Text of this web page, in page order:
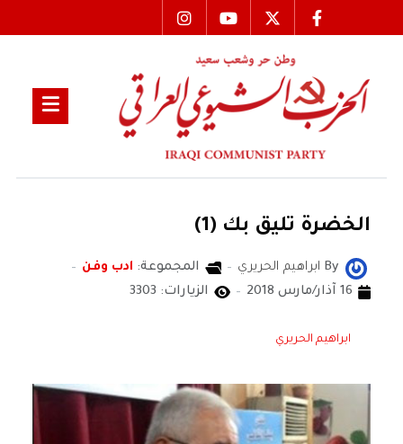
الخضرة تليق بك (1)
By ابراهيم الحريري المجموعة: ادب وفن
16 آذار/مارس 2018
الزيارات: 3303
ابراهيم الحريري